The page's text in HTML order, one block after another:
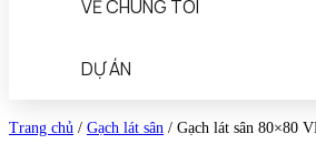
VỀ CHÚNG TÔI
DỰ ÁN
Trang chủ / Gạch lát sân / Gạch lát sân 80×80